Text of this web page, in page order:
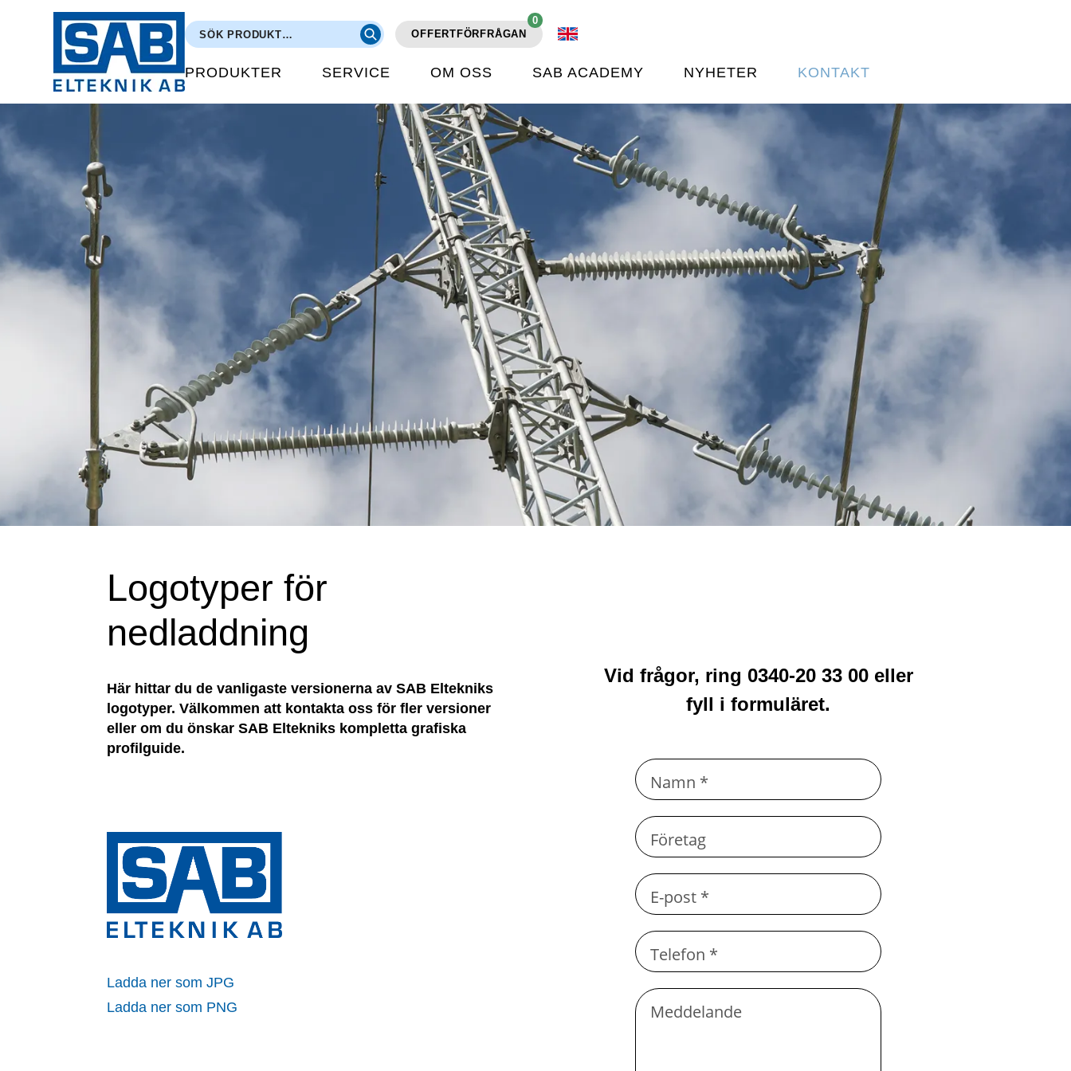
OFFERTFÖRFRÅGAN
0
PRODUKTER SERVICE OM OSS SAB ACADEMY NYHETER KONTAKT
Logotyper för
nedladdning
Här hittar du de vanligaste versionerna av SAB Eltekniks
logotyper. Välkommen att kontakta oss för fler versioner
eller om du önskar SAB Eltekniks kompletta grafiska
profilguide.
Ladda ner som JPG
Ladda ner som PNG
Vid frågor, ring 0340-20 33 00 eller
fyll i formuläret.
Namn *
Företag
E-post *
Telefon *
Meddelande